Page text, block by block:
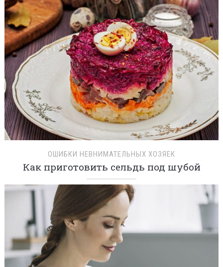
ОШИБКИ НЕВНИМАТЕЛЬНЫХ ХОЗЯЕК
Как приготовить сельдь под шубой